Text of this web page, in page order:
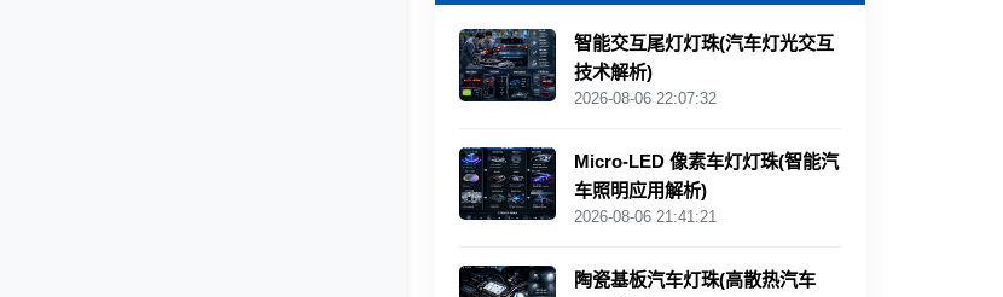
智能交互尾灯灯珠(汽车灯光交互
技术解析)
2026-08-06 22:07:32
Micro-LED 像素车灯灯珠(智能汽
车照明应用解析)
2026-08-06 21:41:21
陶瓷基板汽车灯珠(高散热汽车